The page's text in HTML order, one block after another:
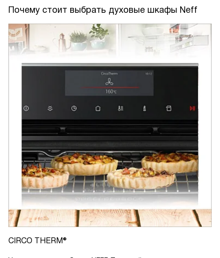
Почему стоит выбрать духовые шкафы Neff
CIRCO THERM®